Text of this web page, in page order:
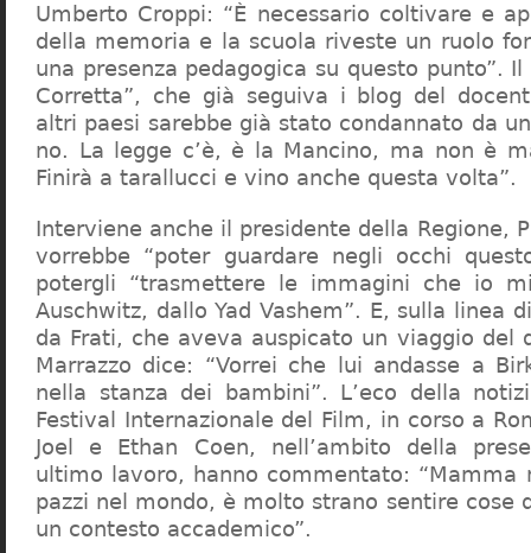
Umberto Croppi: “È necessario coltivare e
della memoria e la scuola riveste un ruolo
una presenza pedagogica su questo punto”.
Corretta”, che già seguiva i blog del
altri paesi sarebbe già stato condannato da
no. La legge c’è, è la Mancino, ma non è
Finirà a tarallucci e vino anche questa volta”.
Interviene anche il presidente della Regione,
vorrebbe “poter guardare negli occhi
potergli “trasmettere le immagini che io
Auschwitz, dallo Yad Vashem”. E, sulla linea
da Frati, che aveva auspicato un viaggio del
Marrazzo dice: “Vorrei che lui andasse a
nella stanza dei bambini”. L’eco della
Festival Internazionale del Film, in corso a
Joel e Ethan Coen, nell’ambito della
ultimo lavoro, hanno commentato: “Mamma
pazzi nel mondo, è molto strano sentire cose
un contesto accademico”.